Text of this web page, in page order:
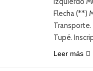
Flecha (**)
Tupé.
Leer más